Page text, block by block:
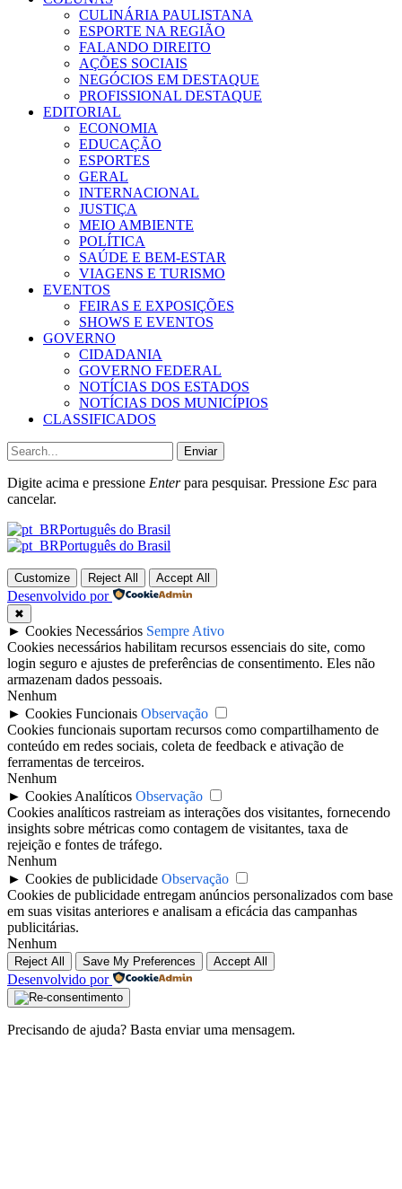
CULINÁRIA PAULISTANA
ESPORTE NA REGIÃO
FALANDO DIREITO
AÇÕES SOCIAIS
NEGÓCIOS EM DESTAQUE
PROFISSIONAL DESTAQUE
EDITORIAL
ECONOMIA
EDUCAÇÃO
ESPORTES
GERAL
INTERNACIONAL
JUSTIÇA
MEIO AMBIENTE
POLÍTICA
SAÚDE E BEM-ESTAR
VIAGENS E TURISMO
EVENTOS
FEIRAS E EXPOSIÇÕES
SHOWS E EVENTOS
GOVERNO
CIDADANIA
GOVERNO FEDERAL
NOTÍCIAS DOS ESTADOS
NOTÍCIAS DOS MUNICÍPIOS
CLASSIFICADOS
Enviar
Digite acima e pressione Enterpara pesquisar. Pressione Esc para
cancelar.
Português do Brasil
Português do Brasil
Customize Reject All Accept All
Desenvolvido por
✖
► Cookies Necessários Sempre Ativo
Cookies necessários habilitam recursos essenciais do site, como
login seguro e ajustes de preferências de consentimento. Eles não
armazenam dados pessoais.
Nenhum
► Cookies Funcionais Observação
Cookies funcionais suportam recursos como compartilhamento de
conteúdo em redes sociais, coleta de feedback e ativação de
ferramentas de terceiros.
Nenhum
► Cookies Analíticos Observação
Cookies analíticos rastreiam as interações dos visitantes, fornecendo
insights sobre métricas como contagem de visitantes, taxa de
rejeição e fontes de tráfego.
Nenhum
► Cookies de publicidade Observação
Cookies de publicidade entregam anúncios personalizados com base
em suas visitas anteriores e analisam a eficácia das campanhas
publicitárias.
Nenhum
Reject All Save My Preferences Accept All
Desenvolvido por
Precisando de ajuda? Basta enviar uma mensagem.